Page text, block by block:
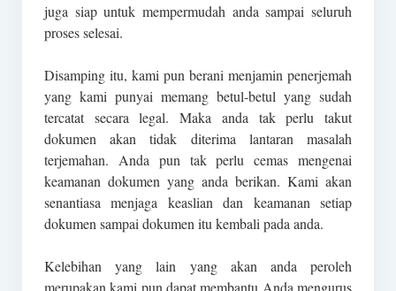
juga siap untuk mempermudah anda sampai seluruh
proses selesai.
Disamping itu, kami pun berani menjamin penerjemah
yang kami punyai memang betul-betul yang sudah
tercatat secara legal. Maka anda tak perlu takut
dokumen akan tidak diterima lantaran masalah
terjemahan. Anda pun tak perlu cemas mengenai
keamanan dokumen yang anda berikan. Kami akan
senantiasa menjaga keaslian dan keamanan setiap
dokumen sampai dokumen itu kembali pada anda.
Kelebihan yang lain yang akan anda peroleh
merupakan kami pun dapat membantu Anda mengurus